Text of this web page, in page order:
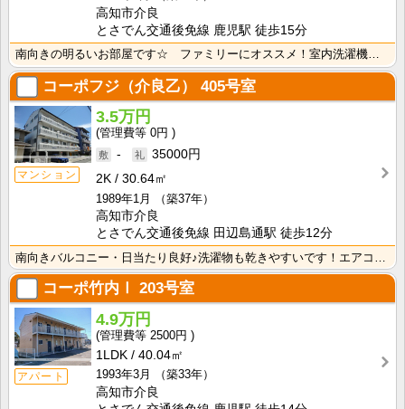
高知市介良
とさでん交通後免線 鹿児駅 徒歩15分
コーポフジ（介良乙） 405号室
マンション
3.5万円
0円
-
35000円
2K
30.64㎡
1989年1月
（築37年）
高知市介良
とさでん交通後免線 田辺島通駅 徒歩12分
コーポ竹内Ⅰ 203号室
アパート
4.9万円
2500円
1LDK
40.04㎡
1993年3月
（築33年）
高知市介良